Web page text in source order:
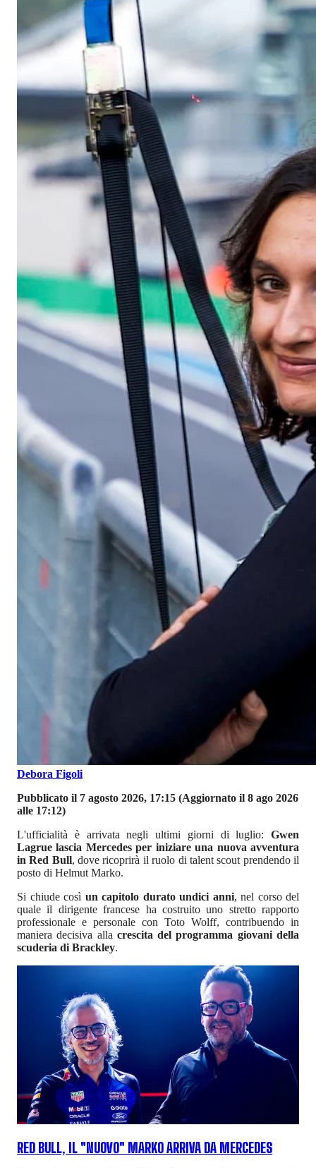
Debora Figoli
Pubblicato il 7 agosto 2026, 17:15 (Aggiornato il 8 ago 2026
alle 17:12)
L'ufficialità è arrivata negli ultimi giorni di luglio: Gwen
Lagrue lascia Mercedes per iniziare una nuova avventura
in Red Bull, dove ricoprirà il ruolo di talent scout prendendo il
posto di Helmut Marko.
Si chiude così un capitolo durato undici anni, nel corso del
quale il dirigente francese ha costruito uno stretto rapporto
professionale e personale con Toto Wolff, contribuendo in
maniera decisiva alla crescita del programma giovani della
scuderia di Brackley.
RED BULL, IL "NUOVO" MARKO ARRIVA DA MERCEDES